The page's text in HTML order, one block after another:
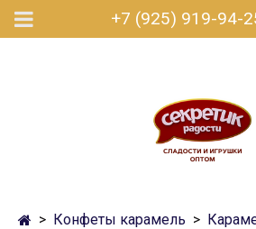
+7 (925) 919-94-
Конфеты карамель